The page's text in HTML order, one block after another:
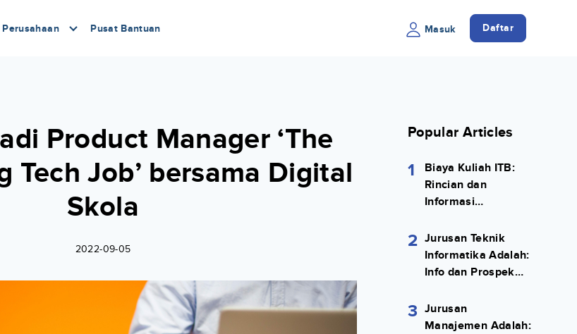
Perusahaan Pusat Bantuan Masuk Daftar
Product Manager ‘The
Tech Job’ bersama Digital
Skola
2022-09-05
Popular Articles
1
Biaya Kuliah ITB:
Rincian dan
Informasi
2 Jurusan Teknik
Informatika Adalah:
Info dan Prospek
3 Jurusan
Manajemen Adalah: